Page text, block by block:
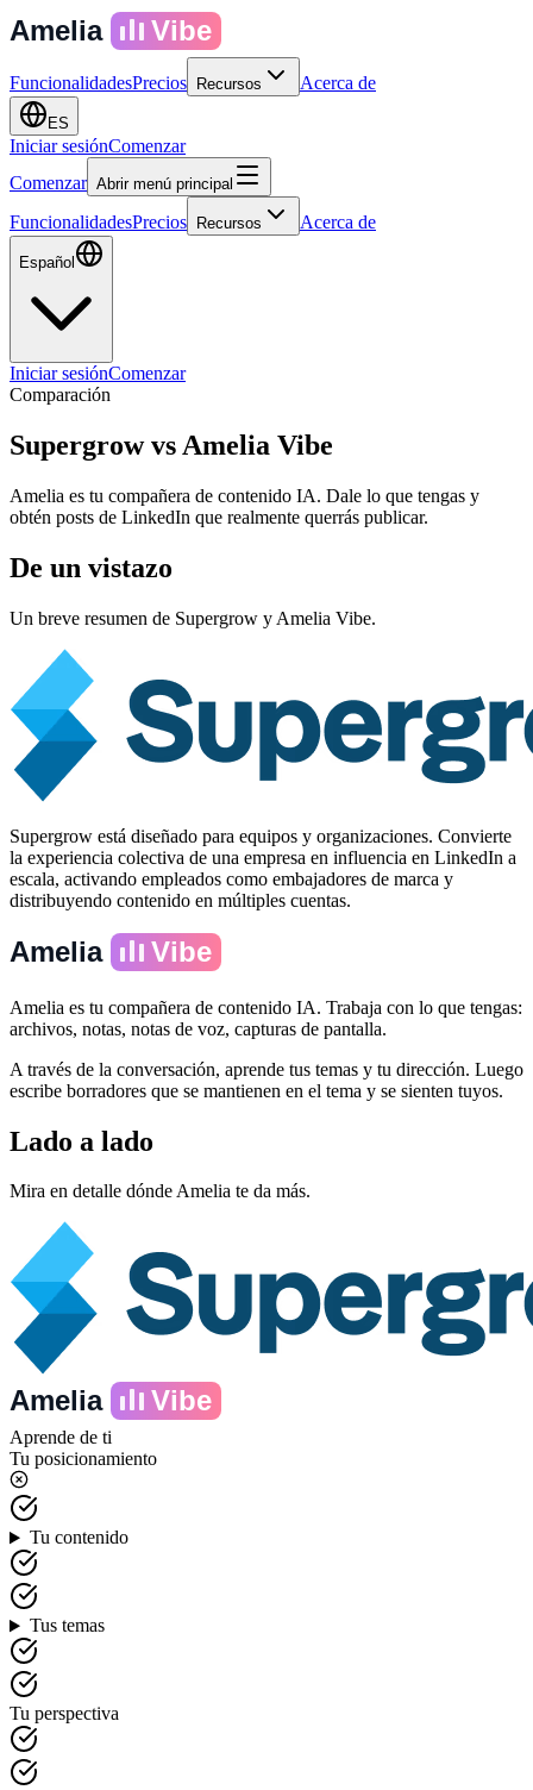
Amelia Vibe
FuncionalidadesPrecios Recursos Acerca de
ES
Iniciar sesiónComenzar
Comenzar Abrir menú principal
FuncionalidadesPrecios Recursos Acerca de
Español
Iniciar sesiónComenzar
Comparación
Supergrow vs Amelia Vibe
Amelia es tu compañera de contenido IA. Dale lo que tengas y
obtén posts de LinkedIn que realmente querrás publicar.
De un vistazo
Un breve resumen de Supergrow y Amelia Vibe.
Supergrow está diseñado para equipos y organizaciones. Convierte
la experiencia colectiva de una empresa en influencia en LinkedIn a
escala, activando empleados como embajadores de marca y
distribuyendo contenido en múltiples cuentas.
Amelia Vibe
Amelia es tu compañera de contenido IA. Trabaja con lo que tengas:
archivos, notas, notas de voz, capturas de pantalla.
A través de la conversación, aprende tus temas y tu dirección. Luego
escribe borradores que se mantienen en el tema y se sienten tuyos.
Lado a lado
Mira en detalle dónde Amelia te da más.
Amelia Vibe
Aprende de ti
Tu posicionamiento
Tu contenido
Tus temas
Tu perspectiva